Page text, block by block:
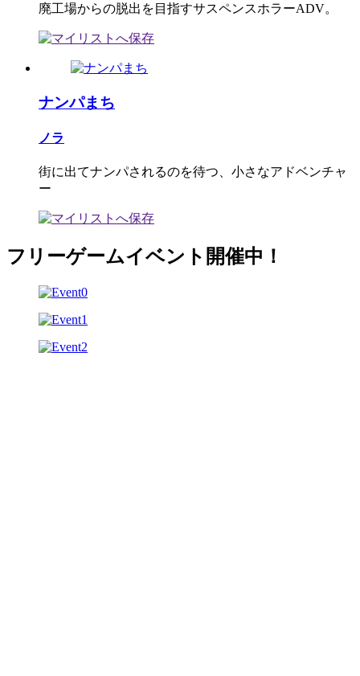
廃工場からの脱出を目指すサスペンスホラーADV。
ナンパまち
ノラ
街に出てナンパされるのを待つ、小さなアドベンチャ
ー
フリーゲームイベント開催中！